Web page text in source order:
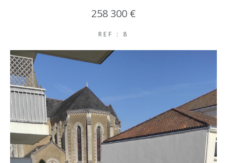
258 300 €
REF : 8
NOUVEAUTÉS
RECHERCHER